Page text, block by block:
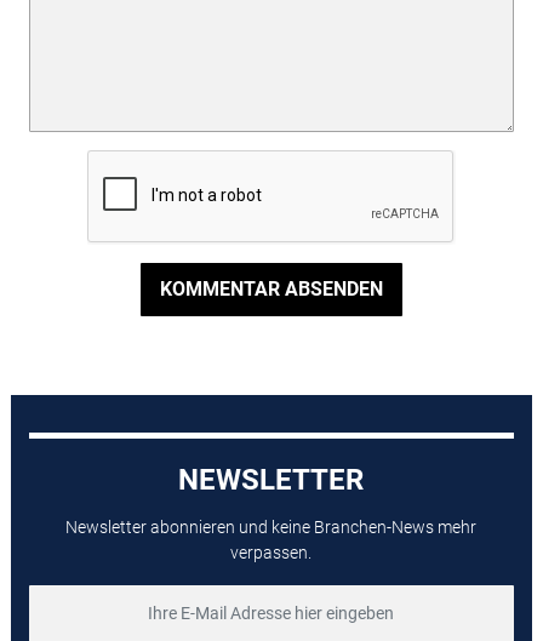
KOMMENTAR ABSENDEN
NEWSLETTER
Newsletter abonnieren und keine Branchen-News mehr
verpassen.